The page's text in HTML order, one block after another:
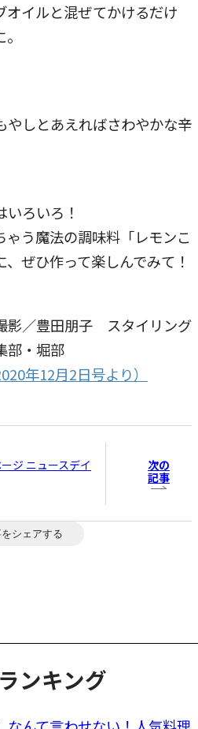
オイルと混ぜてかけるだけ
やしとあえればさわやかな辛
ろいろ！
う魔法の調味料「レモンこ
ぜひ作って楽しんでみて！
／豊田朋子 スタイリング
部・堀部
年12月2日号より）
ジ ニュースデイ
次の
記事
シェアする
ンキング